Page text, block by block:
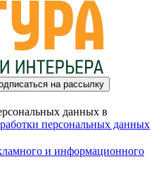
на рассылку
данных в
персональных данных
и информационного